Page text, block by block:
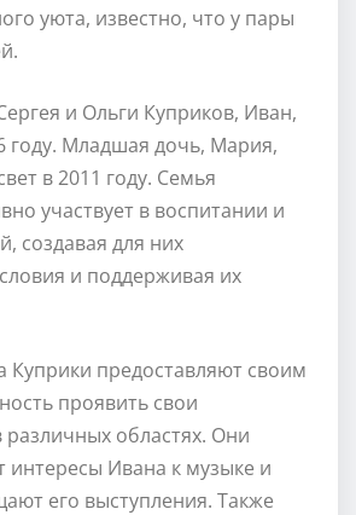
уюта, известно, что у пары
и Ольги Куприков, Иван,
году. Младшая дочь, Мария,
в 2011 году. Семья
участвует в воспитании и
создавая для них
и поддерживая их
Куприки предоставляют своим
проявить свои
различных областях. Они
Ивана к музыке и
его выступления. Также